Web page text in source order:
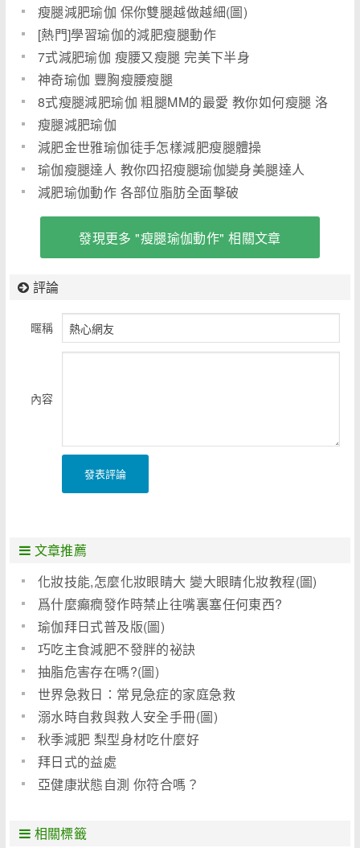
瘦腿減肥瑜伽 保你雙腿越做越細(圖)
[熱門]學習瑜伽的減肥瘦腿動作
7式減肥瑜伽 瘦腰又瘦腿 完美下半身
神奇瑜伽 豐胸瘦腰瘦腿
8式瘦腿減肥瑜伽 粗腿MM的最愛 教你如何瘦腿 洛
陽定製婚紗(圖)
瘦腿減肥瑜伽
減肥金世雅瑜伽徒手怎樣減肥瘦腿體操
瑜伽瘦腿達人 教你四招瘦腿瑜伽變身美腿達人
減肥瑜伽動作 各部位脂肪全面擊破
發現更多 "瘦腿瑜伽動作" 相關文章
評論
暱稱
內容
發表評論
文章推薦
化妝技能,怎麼化妝眼睛大 變大眼睛化妝教程(圖)
爲什麼癲癇發作時禁止往嘴裏塞任何東西?
瑜伽拜日式普及版(圖)
巧吃主食減肥不發胖的祕訣
抽脂危害存在嗎?(圖)
世界急救日：常見急症的家庭急救
溺水時自救與救人安全手冊(圖)
秋季減肥 梨型身材吃什麼好
拜日式的益處
亞健康狀態自測 你符合嗎？
相關標籤